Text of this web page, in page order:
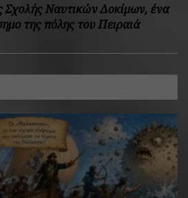
Σχολής Ναυτικών Δοκίμων, ένα
της πόλης του Πειραιά